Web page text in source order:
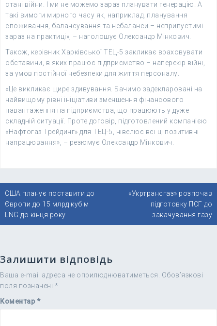
стані війни. І ми не можемо зараз планувати генерацію. А
такі вимоги мирного часу як, наприклад, планування
споживання, балансування та небаланси – неприпустимі
зараз на практиці», – наголошує Олександр Мінкович.
Також, керівник Харківської ТЕЦ-5 закликає враховувати
обставини, в яких працює підприємство – наперекір війні,
за умов постійної небезпеки для життя персоналу.
«Це викликає щире здивування. Бачимо задекларовані на
найвищому рівні ініціативи зменшення фінансового
навантаження на підприємства, що працюють у дуже
складній ситуації. Проте договір, підготовлений компанією
«Нафтогаз Трейдинг» для ТЕЦ-5, нівелює всі ці позитивні
напрацювання», – резюмує Олександр Мінкович.
Навігація
записів
США планує поставити до
Європи до 15 млрд куб м
LNG до кінця року
«Укртрансгаз» розпочав
підготовку ПСГ до
закачування газу
Залишити відповідь
Ваша e-mail адреса не оприлюднюватиметься.
Обов’язкові
поля позначені *
Коментар *